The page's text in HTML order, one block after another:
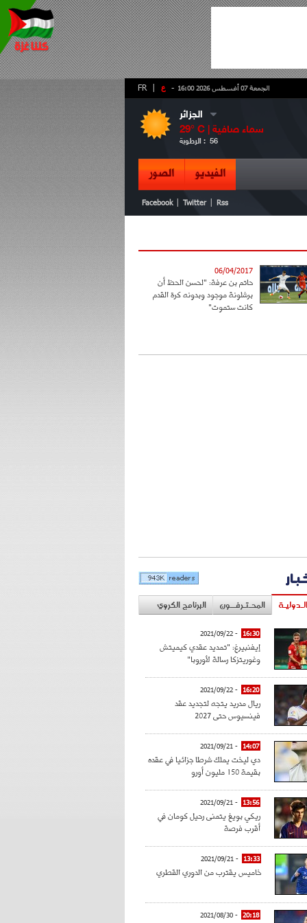
- ع FR الجمعة 07 أغسطس 2026 16:00
الجزائر
29° C | سماء صافية
الرطوبة : 56
الفيديو الصور
Facebook Twitter Rss
06/04/2017
حاتم بن عرفة: "لحسن الحظ أن
برشلونة موجود وبدونه كرة القدم
كانت ستموت"
المحـتـرفــون البرنامج الكروي
16:30
- 2021/09/22
إيفنبيرغ: "تمديد عقدي كيميتش
وغوريتزكا رسالة لأوروبا"
16:20
- 2021/09/22
ريال مدريد يتجه لتجديد عقد
فينسيوس حتى 2027
14:07
- 2021/09/21
دي ليخت يملك شرطا جزائيا في عقده
بقيمة 150 مليون أورو
13:56
- 2021/09/21
ريكي بويغ يتمنى رحيل كومان في
أقرب فرصة
13:33
- 2021/09/21
خاميس يقترب من الدوري القطري
20:18
- 2021/08/30